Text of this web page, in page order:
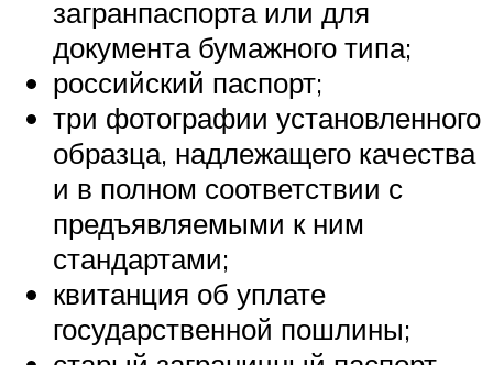
загранпаспорта или для
документа бумажного типа;
российский паспорт;
три фотографии установленного
образца, надлежащего качества
и в полном соответствии с
предъявляемыми к ним
стандартами;
квитанция об уплате
государственной пошлины;